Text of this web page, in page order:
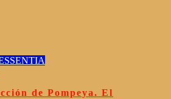
de Pompeya. El